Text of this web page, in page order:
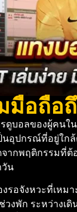
อถือ
บอลของผู้คน
อุปกรณ์ที่อยู่ใก
ากพฤติกรรม
วัน
รอจังหวะที่เหม
งพัก ระหว่าง